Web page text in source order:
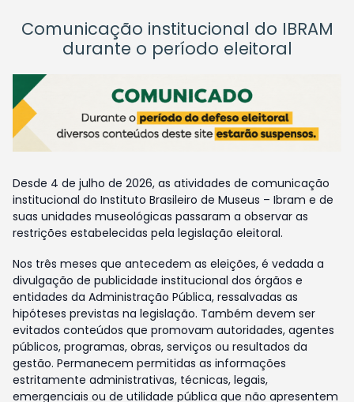
Comunicação institucional do IBRAM
durante o período eleitoral
Desde 4 de julho de 2026, as atividades de comunicação
institucional do Instituto Brasileiro de Museus – Ibram e de
suas unidades museológicas passaram a observar as
restrições estabelecidas pela legislação eleitoral.
Nos três meses que antecedem as eleições, é vedada a
divulgação de publicidade institucional dos órgãos e
entidades da Administração Pública, ressalvadas as
hipóteses previstas na legislação. Também devem ser
evitados conteúdos que promovam autoridades, agentes
públicos, programas, obras, serviços ou resultados da
gestão. Permanecem permitidas as informações
estritamente administrativas, técnicas, legais,
emergenciais ou de utilidade pública que não apresentem